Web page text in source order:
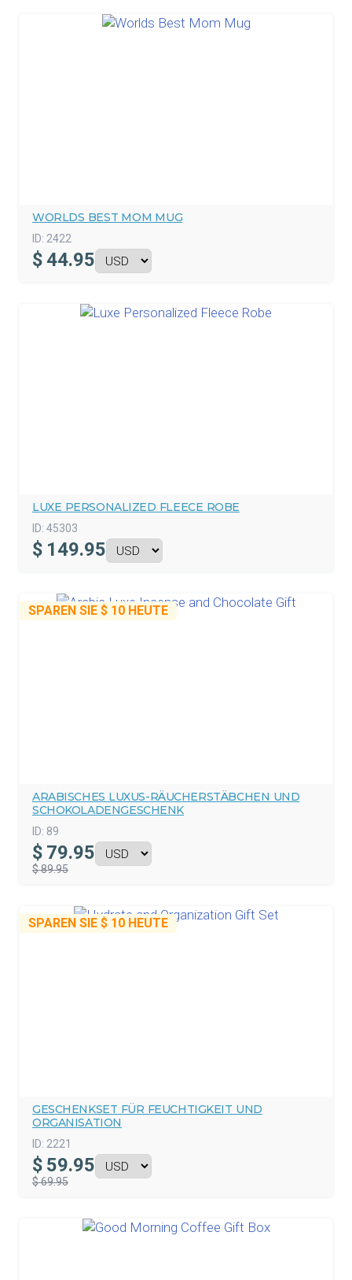
WORLDS BEST MOM MUG
ID: 2422
$ 44.95
LUXE PERSONALIZED FLEECE ROBE
ID: 45303
$ 149.95
SPAREN SIE $ 10 HEUTE
ARABISCHES LUXUS-RÄUCHERSTÄBCHEN UND
SCHOKOLADENGESCHENK
ID: 89
$ 79.95
$ 89.95
SPAREN SIE $ 10 HEUTE
GESCHENKSET FÜR FEUCHTIGKEIT UND
ORGANISATION
ID: 2221
$ 59.95
$ 69.95